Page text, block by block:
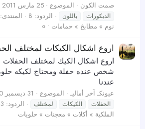
صمت الكون الموضوع 25 مارس 2011
الديكورات
باللون الردود: 8 المنتدى:
نوم » مطابخ » حمامات • ०
اروع اشكال الكيكات لمختلف
اروع اشكال الكيك لمختلف الحفلات
شخص عنده حفلة ومحتاج لكيكه
عندنا
عيونكـ آخر أماليـ الموضوع 31 ديسمبر 2010
الحفلات
الكيكات لمختلف الردود: 13
الملكية » أكلات » معجنات » حلويات